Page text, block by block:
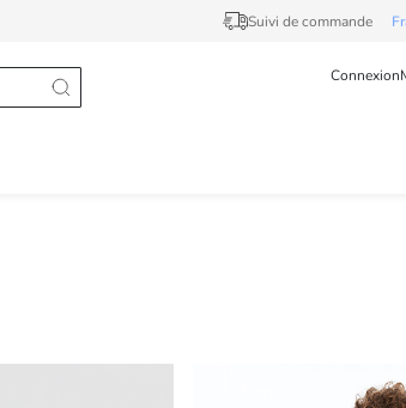
Suivi de commande
Connexion